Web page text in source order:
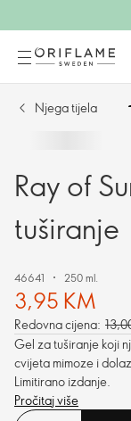
Njega tijela
Ray of
tuširanje
46641 250 ml.
3,95 KM
Redovna cijena:
Gel za tuširanje koji
cvijeta mimoze i
Limitirano izdanje.
Pročitaj više